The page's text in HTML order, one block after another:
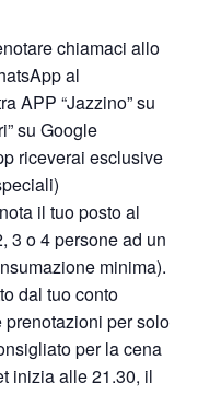
chiamaci allo
al
APP “Jazzino” su
su Google
riceverai esclusive
il tuo posto al
3 o 4 persone ad un
minima).
dal tuo conto
per solo
per la cena
inizia alle 21.30, il